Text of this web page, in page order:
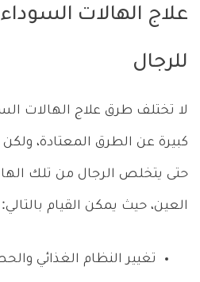
علاج الهالات
للرجال
لا تختلف طرق علاج الهالات
كبيرة عن الطرق المعتادة،
حتى يتخلص الرجال من تلك
العين، حيث يمكن القيام بالتالي:
تغيير النظام الغذائي